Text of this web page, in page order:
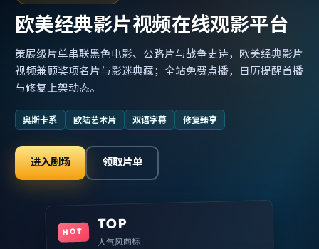
欧美经典影片视频在线观影平台
策展级片单串联黑色电影、公路片与战争史诗，欧美经典影片
视频兼顾奖项名片与影迷典藏；全站免费点播，日历提醒首播
与修复上架动态。
奥斯卡系 欧陆艺术片 双语字幕 修复臻享
进入剧场 领取片单
HOT TOP
人气风向标